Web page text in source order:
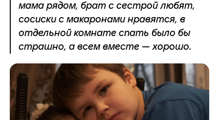
мама рядом, брат с сестрой любят,
сосиски с макаронами нравятся, в
отдельной комнате спать было бы
страшно, а всем вместе — хорошо.